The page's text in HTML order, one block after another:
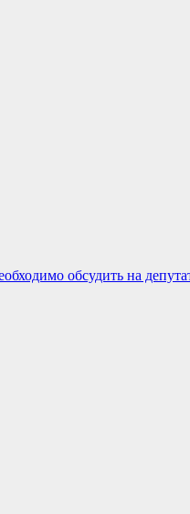
обсудить на